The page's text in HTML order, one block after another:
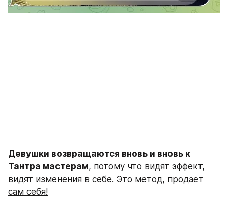
Девушки возвращаются вновь и вновь к
Тантра мастерам, потому что видят эффект,
видят изменения в себе. Это метод, продает
сам себя!